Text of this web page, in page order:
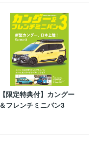
【限定特典付】カングー
＆フレンチミニバン3